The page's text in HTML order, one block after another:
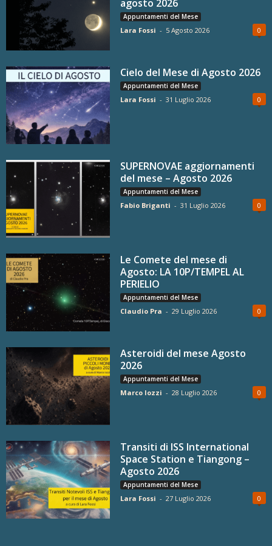
agosto 2026
Appuntamenti del Mese
Lara Fossi - 5 Agosto 2026 0
Cielo del Mese di Agosto 2026
Appuntamenti del Mese
Lara Fossi - 31 Luglio 2026 0
SUPERNOVAE aggiornamenti
del mese – Agosto 2026
Appuntamenti del Mese
Fabio Briganti - 31 Luglio 2026 0
Le Comete del mese di
Agosto: LA 10P/TEMPEL AL
PERIELIO
Appuntamenti del Mese
Claudio Pra - 29 Luglio 2026 0
Asteroidi del mese Agosto
2026
Appuntamenti del Mese
Marco Iozzi - 28 Luglio 2026 0
Transiti di ISS International
Space Station e Tiangong –
Agosto 2026
Appuntamenti del Mese
Lara Fossi - 27 Luglio 2026 0